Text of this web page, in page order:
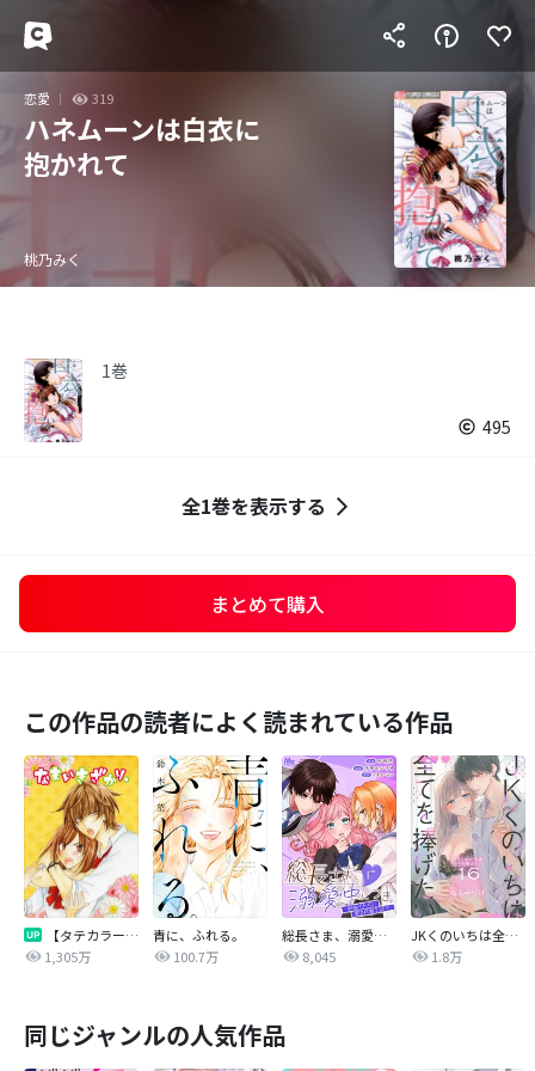
恋愛 319
ハネムーンは白衣に
抱かれて
桃乃みく
1巻
495
全1巻を表示する
まとめて購入
この作品の読者によく読まれている作品
【タテカラー版】なまいきざかり。
1,305万
青に、ふれる。
100.7万
総長さま、溺愛中につき。～最強イケメンと愛され寮生活！？～ 分冊版
8,045
JKくのいちは全てを捧げたい
1.8万
同じジャンルの人気作品